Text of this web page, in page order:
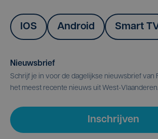
IOS Android Smart
Nieuwsbrief
Schrijf je in voor de dagelijkse nieuwsbrief van
het meest recente nieuws uit West-Vlaanderen.
Inschrijven